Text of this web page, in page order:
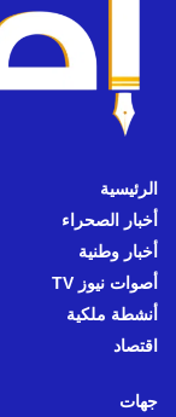
الرئيسية
أخبار الصحراء
أخبار وطنية
أصوات نيوز TV
أنشطة ملكية
اقتصاد
جهات